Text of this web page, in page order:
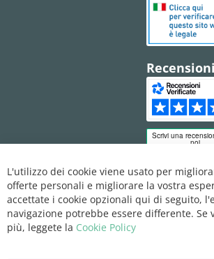
Recensioni
L'utilizzo dei cookie viene usato per
offerte personali e migliorare la vostra
accettate i cookie opzionali qui di seguito,
navigazione potrebbe essere differente. Se
più, leggete la Cookie Policy